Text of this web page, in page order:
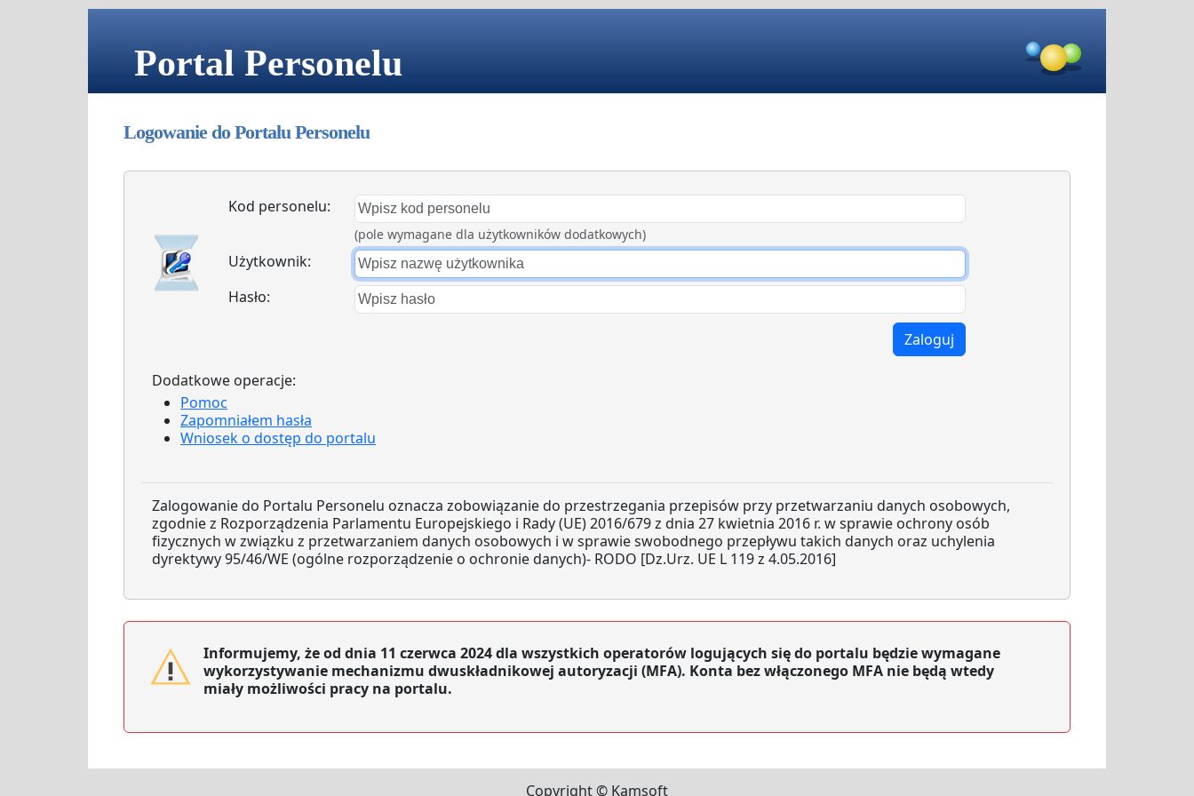
Portal Personelu
Logowanie do Portalu Personelu
Kod personelu:
(pole wymagane dla użytkowników dodatkowych)
Użytkownik:
Hasło:
Zaloguj
Dodatkowe operacje:
Pomoc
Zapomniałem hasła
Wniosek o dostęp do portalu
Zalogowanie do Portalu Personelu oznacza zobowiązanie do przestrzegania przepisów przy przetwarzaniu danych osobowych,
zgodnie z Rozporządzenia Parlamentu Europejskiego i Rady (UE) 2016/679 z dnia 27 kwietnia 2016 r. w sprawie ochrony osób
fizycznych w związku z przetwarzaniem danych osobowych i w sprawie swobodnego przepływu takich danych oraz uchylenia
dyrektywy 95/46/WE (ogólne rozporządzenie o ochronie danych)- RODO [Dz.Urz. UE L 119 z 4.05.2016]
Informujemy, że od dnia 11 czerwca 2024 dla wszystkich operatorów logujących się do portalu będzie wymagane
wykorzystywanie mechanizmu dwuskładnikowej autoryzacji (MFA). Konta bez włączonego MFA nie będą wtedy
miały możliwości pracy na portalu.
Copyright © Kamsoft